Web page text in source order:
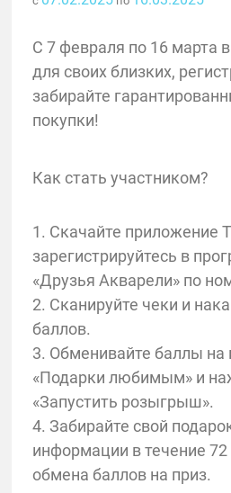
С 7 февраля по 16 марта
для своих близких,
забирайте
покупки!
Как стать участником?
1. Скачайте приложение
зарегистрируйтесь в
«Друзья Акварели» по
2. Сканируйте чеки и
баллов.
3. Обменивайте баллы
«Подарки любимым» и
«Запустить розыгрыш».
4. Забирайте свой
информации в течение
обмена баллов на приз.